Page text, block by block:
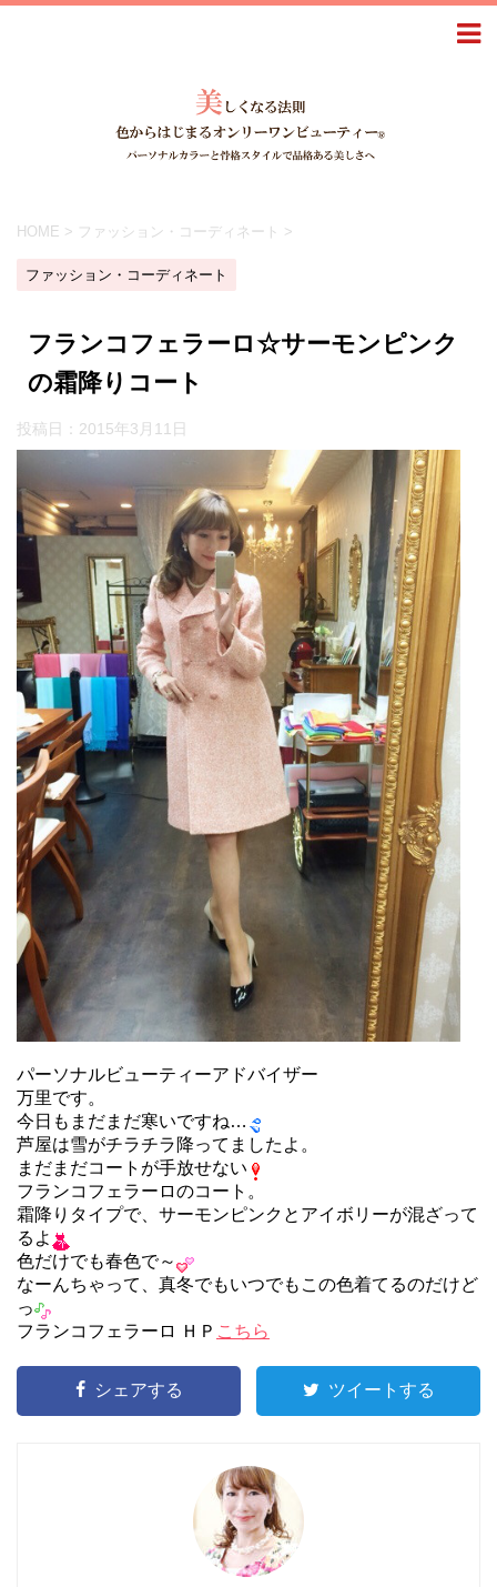
HOME > ファッション・コーディネート >
ファッション・コーディネート
フランコフェラーロ☆サーモンピンク
の霜降りコート
投稿日： 2015年3月11日
パーソナルビューティーアドバイザー
万里です。
今日もまだまだ寒いですね…
芦屋は雪がチラチラ降ってましたよ。
まだまだコートが手放せない
フランコフェラーロのコート。
霜降りタイプで、サーモンピンクとアイボリーが混ざって
るよ
色だけでも春色で～
なーんちゃって、真冬でもいつでもこの色着てるのだけど
っ
フランコフェラーロ ＨＰ こちら
シェアする ツイートする